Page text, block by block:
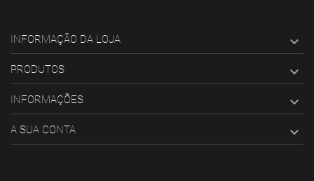
INFORMAÇÃO DA LOJA 
PRODUTOS 
INFORMAÇÕES 
A SUA CONTA 